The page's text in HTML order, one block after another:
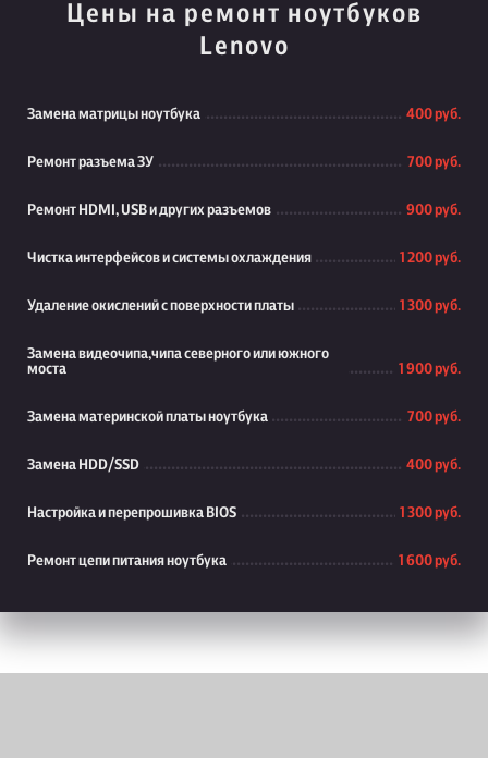
Цены на ремонт ноутбуков
Lenovo
Замена матрицы ноутбука 400 руб.
Ремонт разъема ЗУ 700 руб.
Ремонт HDMI, USB и других разъемов 900 руб.
Чистка интерфейсов и системы охлаждения 1 200 руб.
Удаление окислений с поверхности платы 1 300 руб.
Замена видеочипа,чипа северного или южного
моста
1 900 руб.
Замена материнской платы ноутбука 700 руб.
Замена HDD/SSD 400 руб.
Настройка и перепрошивка BIOS 1 300 руб.
Ремонт цепи питания ноутбука 1 600 руб.